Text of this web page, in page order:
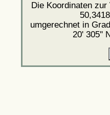
Die Koordinaten
umgerechnet in
20' 305''